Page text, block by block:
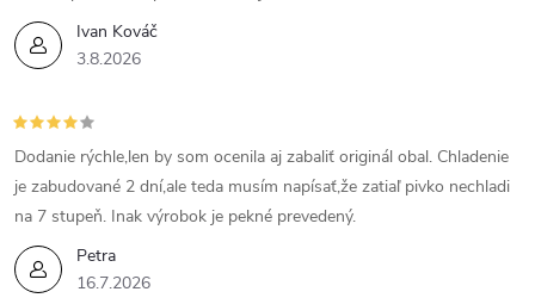
v
k
y
v
ý
p
Ivan Kováč
3.8.2026
Petra
16.7.2026
Dodanie rýchle,len by som ocenila aj zabaliť originál obal. Chladenie
je zabudované 2 dní,ale teda musím napísať,že zatiaľ pivko nechladi
na 7 stupeň. Inak výrobok je pekné prevedený.